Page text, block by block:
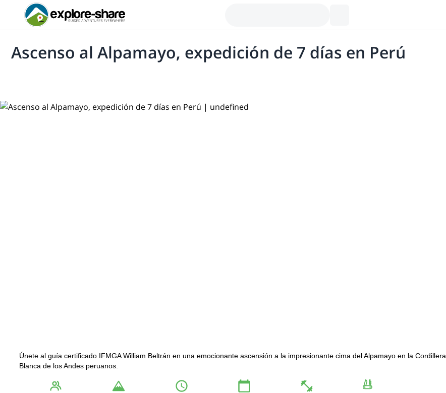
Ascenso al Alpamayo, expedición de 7 días en Perú
Únete al guía certificado IFMGA William Beltrán en una emocionante ascensión a la impresionante cima del Alpamayo en la Cordillera
Blanca de los Andes peruanos.